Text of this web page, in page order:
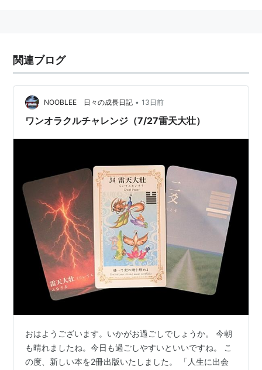
関連ブログ
NOOBLEE 日々の成長日記 • 13日前
ワンオラクルチャレンジ（7/27雷天大壮）
おはようございます。いかがお過ごしでしょうか。 今朝
も晴れましたね。今日も過ごしやすいといいですね。 こ
の度、新しい本を2冊出版いたしました。 「人生に出会